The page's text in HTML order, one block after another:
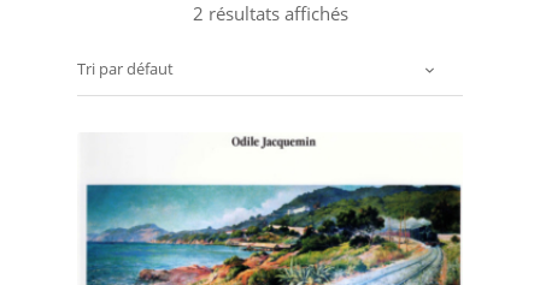
2 résultats affichés